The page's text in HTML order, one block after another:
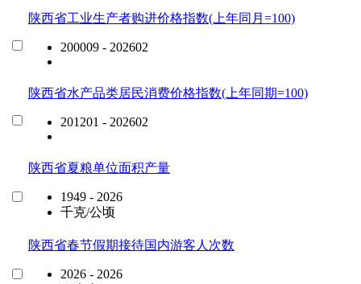
陕西省工业生产者购进价格指数(上年同月=100)
200009 - 202602
陕西省水产品类居民消费价格指数(上年同期=100)
201201 - 202602
陕西省夏粮单位面积产量
1949 - 2026
千克/公顷
陕西省春节假期接待国内游客人次数
2026 - 2026